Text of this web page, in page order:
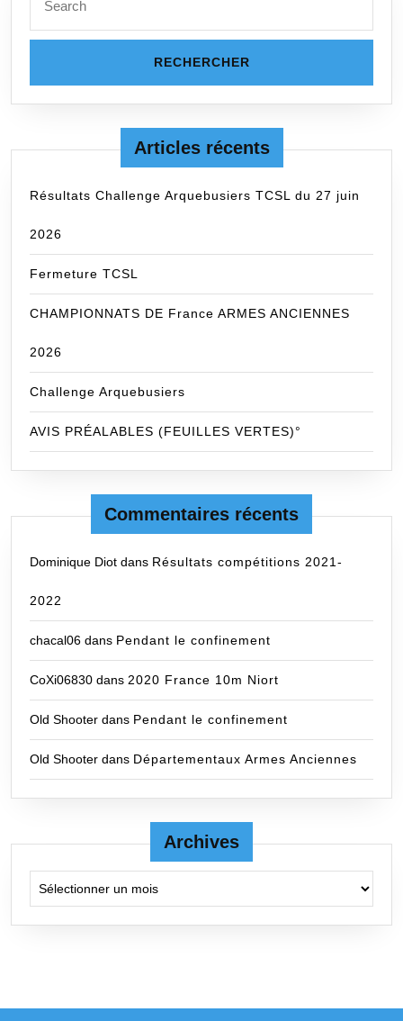
for:
Articles récents
Résultats Challenge Arquebusiers TCSL du 27 juin
2026
Fermeture TCSL
CHAMPIONNATS DE France ARMES ANCIENNES
2026
Challenge Arquebusiers
AVIS PRÉALABLES (FEUILLES VERTES)°
Commentaires récents
Dominique Diot dans Résultats compétitions 2021-
2022
chacal06 dans Pendant le confinement
CoXi06830 dans 2020 France 10m Niort
Old Shooter dans Pendant le confinement
Old Shooter dans Départementaux Armes Anciennes
Archives